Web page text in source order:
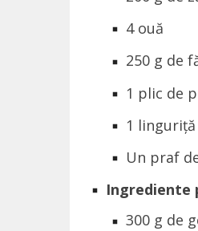
4 ouă
250 g de
1 plic de
1
Un praf
Ingrediente
300 g de